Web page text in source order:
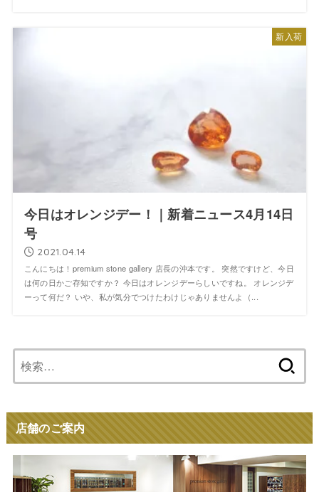
新入荷
今日はオレンジデー！｜新着ニュース4月14日
号
2021.04.14
こんにちは！premium stone gallery 店長の沖本です。 突然ですけど、今日
は何の日かご存知ですか？ 今日はオレンジデーらしいですね。 オレンジデ
ーって何だ？ いや、私が気分でつけたわけじゃありませんよ（...
索:
店舗のご案内